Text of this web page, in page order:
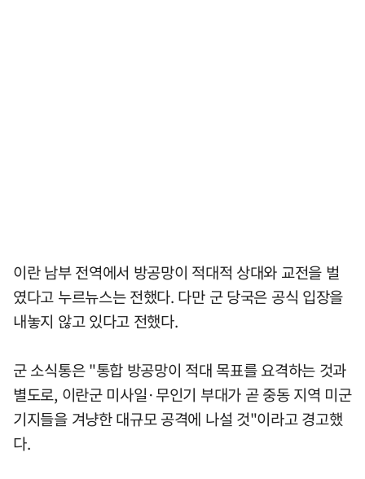
이란 남부 전역에서 방공망이 적대적 상대와 교전을 벌
였다고 누르뉴스는 전했다. 다만 군 당국은 공식 입장을
내놓지 않고 있다고 전했다.
군 소식통은 "통합 방공망이 적대 목표를 요격하는 것과
별도로, 이란군 미사일·무인기 부대가 곧 중동 지역 미군
기지들을 겨냥한 대규모 공격에 나설 것"이라고 경고했
다.